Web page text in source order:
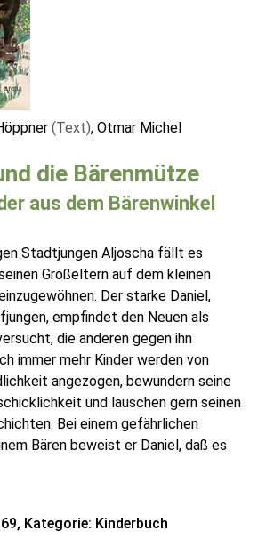
(Text), Otmar Michel
die Bärenmütze
aus dem Bärenwinkel
Stadtjungen Aljoscha fällt es
Großeltern auf dem kleinen
Der starke Daniel,
empfindet den Neuen als
die anderen gegen ihn
immer mehr Kinder werden von
angezogen, bewundern seine
und lauschen gern seinen
Bei einem gefährlichen
Bären beweist er Daniel, daß es
Kategorie: Kinderbuch